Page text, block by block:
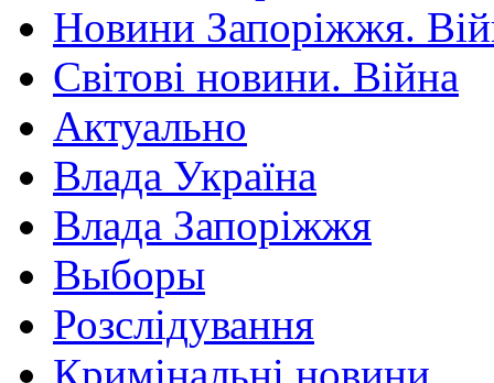
Новини Запоріжжя.
Світові новини. Війна
Актуально
Влада Україна
Влада Запоріжжя
Выборы
Розслідування